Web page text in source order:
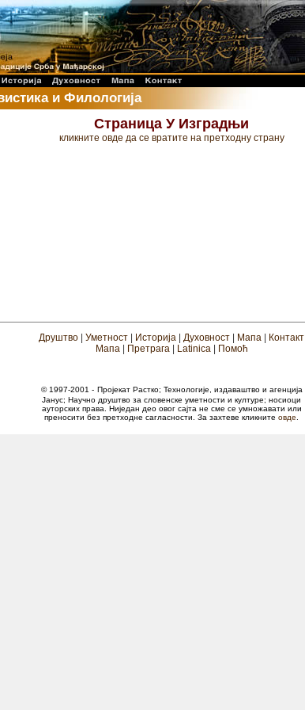
и Филологија
Страница У Изградњи
кликните овде да се вратите на претходну страну
Друштво Уметност Историја Духовност Мапа
Контакт
Мапа| Претрага| Latinica| Помоћ
© 1997-2001 - Пројекат Растко; Технологије, издаваштво и агенција
Јанус; Научно друштво за словенске уметности и културе; носиоци
ауторских права. Ниједан део овог сајта не сме се умножавати или
преносити без претходне сагласности. За захтеве кликните овде